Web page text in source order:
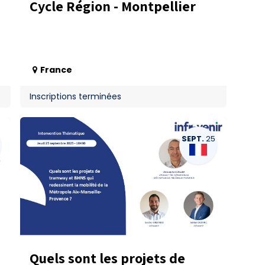
Cycle Région - Montpellier
France
Inscriptions terminées
SEPT. 25
Quels sont les projets de